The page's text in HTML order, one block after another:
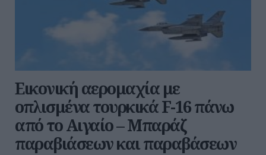
Εικονική αερομαχία με
οπλισμένα τουρκικά F-16 πάνω
από το Αιγαίο – Μπαράζ
παραβιάσεων και παραβάσεων